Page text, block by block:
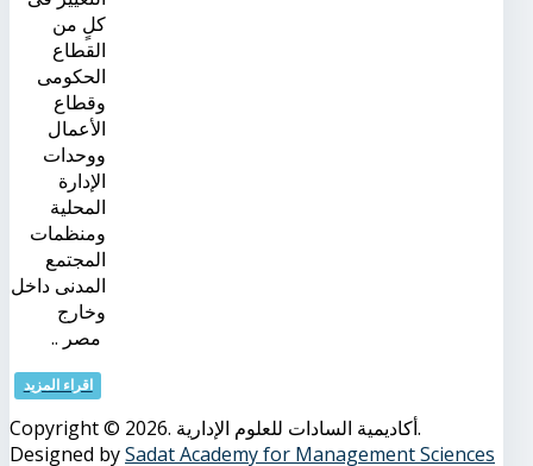
كلٍ من
القطاع
الحكومى
وقطاع
الأعمال
ووحدات
الإدارة
المحلية
ومنظمات
المجتمع
المدنى داخل
وخارج
مصر ..
اقراء المزيد
Copyright © 2026. أكاديمية السادات للعلوم الإدارية.
Designed bySadat Academy for Management Sciences